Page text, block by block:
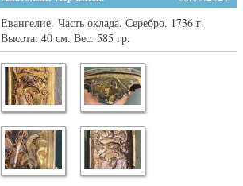
Евангелие. Часть оклада. Серебро. 1736 г.
Высота: 40 см. Вес: 585 гр.